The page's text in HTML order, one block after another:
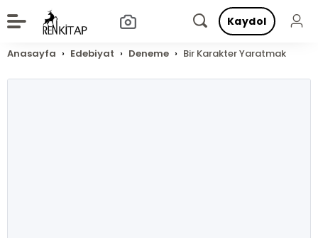
Kaydol
Anasayfa Edebiyat Deneme Bir Karakter Yaratmak